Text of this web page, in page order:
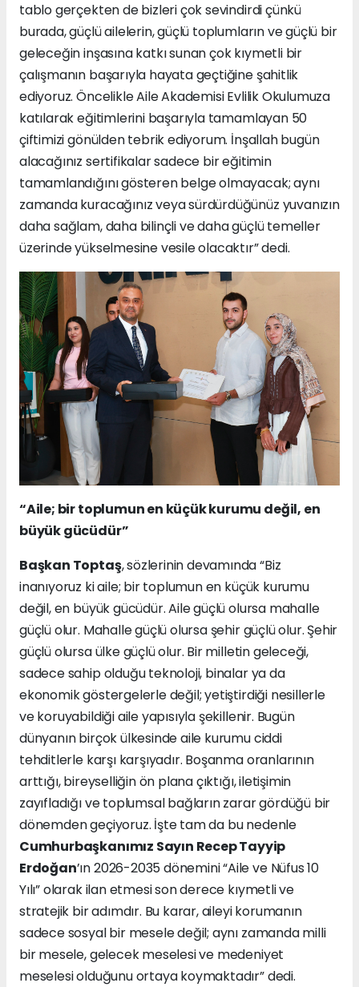
tablo gerçekten de bizleri çok sevindirdi çünkü
burada, güçlü ailelerin, güçlü toplumların ve güçlü bir
geleceğin inşasına katkı sunan çok kıymetli bir
çalışmanın başarıyla hayata geçtiğine şahitlik
ediyoruz. Öncelikle Aile Akademisi Evlilik Okulumuza
katılarak eğitimlerini başarıyla tamamlayan 50
çiftimizi gönülden tebrik ediyorum. İnşallah bugün
alacağınız sertifikalar sadece bir eğitimin
tamamlandığını gösteren belge olmayacak; aynı
zamanda kuracağınız veya sürdürdüğünüz yuvanızın
daha sağlam, daha bilinçli ve daha güçlü temeller
üzerinde yükselmesine vesile olacaktır” dedi.
“Aile; bir toplumun en küçük kurumu değil, en
büyük gücüdür”
Başkan Toptaş, sözlerinin devamında “Biz
inanıyoruz ki aile; bir toplumun en küçük kurumu
değil, en büyük gücüdür. Aile güçlü olursa mahalle
güçlü olur. Mahalle güçlü olursa şehir güçlü olur. Şehir
güçlü olursa ülke güçlü olur. Bir milletin geleceği,
sadece sahip olduğu teknoloji, binalar ya da
ekonomik göstergelerle değil; yetiştirdiği nesillerle
ve koruyabildiği aile yapısıyla şekillenir. Bugün
dünyanın birçok ülkesinde aile kurumu ciddi
tehditlerle karşı karşıyadır. Boşanma oranlarının
arttığı, bireyselliğin ön plana çıktığı, iletişimin
zayıfladığı ve toplumsal bağların zarar gördüğü bir
dönemden geçiyoruz. İşte tam da bu nedenle
Cumhurbaşkanımız Sayın Recep Tayyip
Erdoğan’ın 2026-2035 dönemini “Aile ve Nüfus 10
Yılı” olarak ilan etmesi son derece kıymetli ve
stratejik bir adımdır. Bu karar, aileyi korumanın
sadece sosyal bir mesele değil; aynı zamanda milli
bir mesele, gelecek meselesi ve medeniyet
meselesi olduğunu ortaya koymaktadır” dedi.